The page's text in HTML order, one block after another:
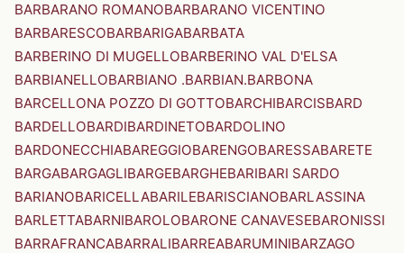
BARBARANO ROMANOBARBARANO VICENTINO
BARBARESCOBARBARIGABARBATA
BARBERINO DI MUGELLOBARBERINO VAL D'ELSA
BARBIANELLOBARBIANO .BARBIAN.BARBONA
BARCELLONA POZZO DI GOTTOBARCHIBARCISBARD
BARDELLOBARDIBARDINETOBARDOLINO
BARDONECCHIABAREGGIOBARENGOBARESSABARETE
BARGABARGAGLIBARGEBARGHEBARIBARI SARDO
BARIANOBARICELLABARILEBARISCIANOBARLASSINA
BARLETTABARNIBAROLOBARONE CANAVESEBARONISSI
BARRAFRANCABARRALIBARREABARUMINIBARZAGO